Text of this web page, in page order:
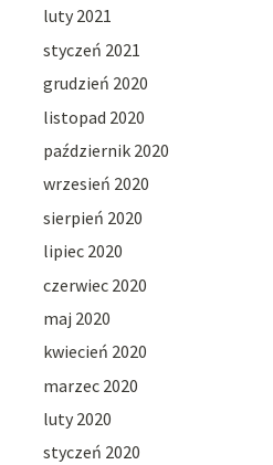
luty 2021
styczeń 2021
grudzień 2020
listopad 2020
październik 2020
wrzesień 2020
sierpień 2020
lipiec 2020
czerwiec 2020
maj 2020
kwiecień 2020
marzec 2020
luty 2020
styczeń 2020